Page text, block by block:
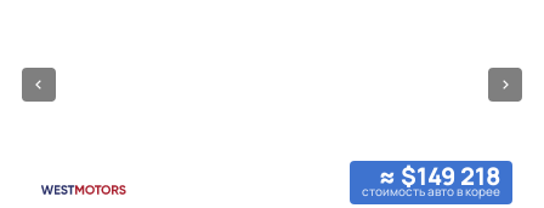
≈ $149 218
стоимость авто в корее